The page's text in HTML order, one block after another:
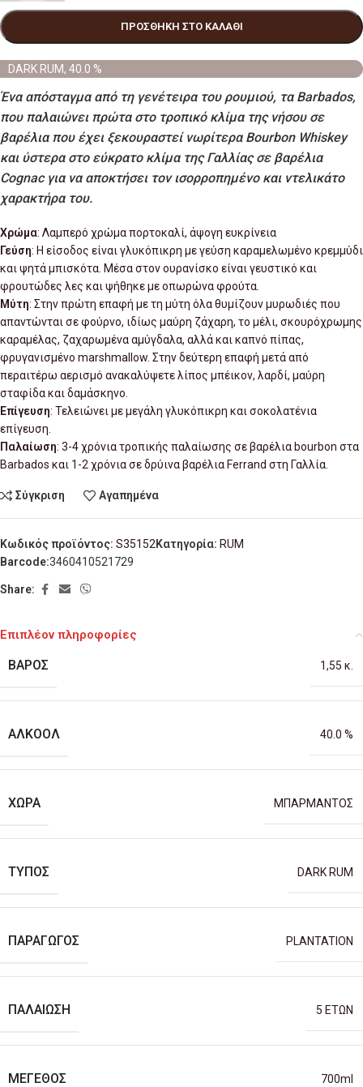
ΠΡΟΣΘΉΚΗ ΣΤΟ ΚΑΛΆΘΙ
DARK RUM, 40.0 %
Ένα απόσταγμα από τη γενέτειρα του ρουμιού, τα Barbados,
που παλαιώνει πρώτα στο τροπικό κλίμα της νήσου σε
βαρέλια που έχει ξεκουραστεί νωρίτερα Bourbon Whiskey
και ύστερα στο εύκρατο κλίμα της Γαλλίας σε βαρέλια
Cognac για να αποκτήσει τον ισορροπημένο και ντελικάτο
χαρακτήρα του.
Xρώμα: Λαμπερό χρώμα πορτοκαλί, άψογη ευκρίνεια
Γεύση: Η είσοδος είναι γλυκόπικρη με γεύση καραμελωμένο κρεμμύδι
και ψητά μπισκότα. Μέσα στον ουρανίσκο είναι γευστικό και
φρουτώδες λες και ψήθηκε με οπωρώνα φρούτα.
Μύτη: Στην πρώτη επαφή με τη μύτη όλα θυμίζουν μυρωδιές που
απαντώνται σε φούρνο, ιδίως μαύρη ζάχαρη, το μέλι, σκουρόχρωμης
καραμέλας, ζαχαρωμένα αμύγδαλα, αλλά και καπνό πίπας,
φρυγανισμένο marshmallow. Στην δεύτερη επαφή μετά από
περαιτέρω αερισμό ανακαλύψετε λίπος μπέικον, λαρδί, μαύρη
σταφίδα και δαμάσκηνο.
Επίγευση: Τελειώνει με μεγάλη γλυκόπικρη και σοκολατένια
επίγευση.
Παλαίωση: 3-4 χρόνια τροπικής παλαίωσης σε βαρέλια bourbon στα
Barbados και 1-2 χρόνια σε δρύινα βαρέλια Ferrand στη Γαλλία.
Σύγκριση Αγαπημένα
Κωδικός προϊόντος: S35152Κατηγορία: RUM
Barcode:3460410521729
Share:
Επιπλέον πληροφορίες
ΒΆΡΟΣ 1,55 κ.
ΑΛΚΟΌΛ 40.0 %
ΧΏΡΑ ΜΠΑΡΜΑΝΤΟΣ
ΤΎΠΟΣ DARK RUM
ΠΑΡΑΓΩΓΌΣ PLANTATION
ΠΑΛΑΊΩΣΗ 5 ΕΤΩΝ
ΜΈΓΕΘΟΣ 700ml